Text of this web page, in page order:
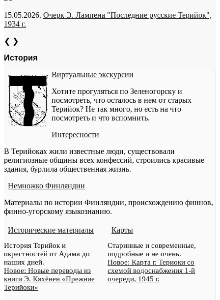
15.05.2026. Очерк Э. Лампена "Последние русские Терийок",
1934 г.
❮ ❯
История
Виртуальные экскурсии
Хотите прогуляться по Зеленогорску и
посмотреть, что осталось в нем от старых
Терийок? Не так много, но есть на что
посмотреть и что вспомнить.
Интересности
В Терийоках жили известные люди, существовали
религиозные общины всех конфессий, строились красивые
здания, бурлила общественная жизнь.
Немножко Финляндии
Материалы по истории Финляндии, происхождению финнов,
финно-угорскому языкознанию.
Исторические материалы
История Терийок и
окрестностей от Адама до
наших дней.
Новое: Новые переводы из
книги Э. Кяхёнен «Прежние
Терийоки»
Карты
Старинные и современные,
подробные и не очень.
Новое: Карта г. Териоки со
схемой водоснабжения 1-й
очереди, 1945 г.